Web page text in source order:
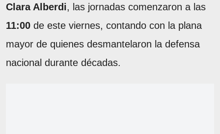
Clara Alberdi, las jornadas comenzaron a las
11:00 de este viernes, contando con la plana
mayor de quienes desmantelaron la defensa
nacional durante décadas.